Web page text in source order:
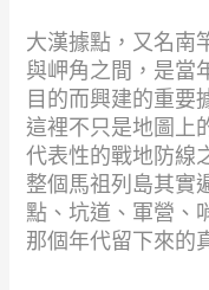
大漢據點，又名南
與岬角之間，是當
目的而興建的重要
這裡不只是地圖上
代表性的戰地防線
整個馬祖列島其實
點、坑道、軍營、
那個年代留下來的